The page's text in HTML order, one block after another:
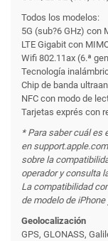
Todos los modelos:
5G (sub?6 GHz) con
LTE Gigabit con
Wifi 802.11ax (6.ª
Tecnología
Chip de banda
NFC con modo de
Tarjetas exprés con
* Para saber cuál es
en
sobre la
operador y consulta
La compati­bilidad
de modelo de
Geolocalización
GPS, GLONASS,